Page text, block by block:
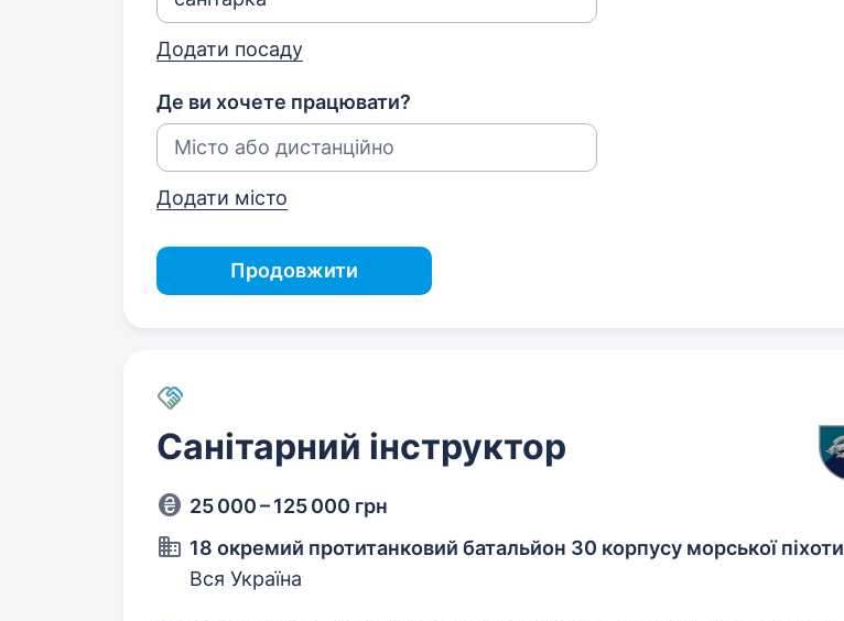
Додати посаду
Де ви хочете працювати?
Додати місто
Продовжити
Санітарний інструктор
25 000 – 125 000 грн
18 окремий протитанковий батальйон 30 корпусу морської піхоти
Вся Україна